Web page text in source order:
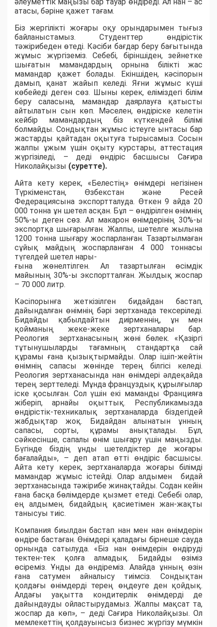
атасы, бәріне қажет тағам.
Біз жергілікті жоғары оқу орындарымен тығыз
байланыстамыз. Студенттер өндірістік
тәжірибеден өтеді. Кәсіби бағдар беру бағытында
жұмыс жүргіземіз. Себебі, біріншіден, зейнетке
шығатын мамандардың орнына білікті жас
мамандар қажет болады. Екіншіден, кәсіпорын
дамып, қанат жайып келеді. Яғни жұмыс күші
көбейеді деген сөз. Шыны керек, еліміздегі білім
беру саласына, мамандар даярлауға қатысты
айтылатын сын көп. Мәселен, өндіріске келетін
кейбір мамандардың біз күткендей білімі
болмайды. Сондықтан жұмыс істеуге ынтасы бар
жастарды қайтадан оқытуға тырысамыз. Сосын
жалпы ұжым үшін оқыту курстары, аттестация
жүргізіледі, – деді өндіріс басшысы Сағира
Николайқызы (суретте).
Айта кету керек, «Белестің» өнімдері негізінен
Түркіменстан, Өзбекстан және Ресей
Федерациясына экспортталуда. Өткен 9 айда 20
000 тонна ұн шетел асқан. Бұл – өндірілген өнімнің
50%-ы деген сөз. Ал макарон өнімдерінің 30%-ы
экспортқа шығарылған. Жалпы, шетелге жылына
1200 тонна шығару жоспарланған. Тазартылмаған
сұйық майдың жоспарланған 4 000 тоннасы
түгелдей шетел нары-
ғына жөнелтілген. Ал тазартылған өсімдік
майының 30%-ы экспортталған. Жылдық жоспар
– 70 000 литр.
Кәсіпорынға жеткізілген бидайдан бастап,
дайындалған өнімнің бәрі зертханада тексеріледі.
Бидайды қабылдайтын диірменнің, ұн мен
қойманың жеке-жеке зертханалары бар.
Реология зертханасының жөні бөлек. «Қазіргі
тұтынушыларды тағамның стандартқа сай
құрамы ғана қызықтырмайды. Олар ішіп-жейтін
өнімнің сапасы жөнінде терең білгісі келеді.
Реология зертханасында нан өнімдері әлдеқайда
терең зерттеледі. Мұнда француздық құрылғылар
іске қосылған. Сол үшін екі маманды Францияға
жіберіп, арнайы оқыттық. Республикамызда
өндірістік-техникалық зертханаларда біздегідей
жабдықтар жоқ. Бидайдан алынатын ұнның
сапасы, сорты, құрамы анықталады. Бұл,
сәйкесінше, сапалы өнім шығару үшін маңызды.
Бүгінде біздің ұнды шетелдіктер де жоғары
бағалайды», – деп атап өтті өндіріс басшысы.
Айта кету керек, зертханаларда жоғары білімді
мамандар жұмыс істейді. Олар алдымен бидай
зертханасында тәжірибе жинақтайды. Содан кейін
ғана басқа бөлімдерде қызмет етеді. Себебі олар,
ең алдымен, бидайдың қасиетімен жан-жақты
танысуы тиіс.
Компания биылдан бастап нан мен нан өнімдерін
өндіре бастаған. Өнімдері қаладағы бірнеше сауда
орнында сатылуда. «Біз нан өнімдерін өндіруді
тектен-тек қолға алмадық. Бидайды өзіміз
өсіреміз. Ұнды да өндіреміз. Алайда ұнның өзін
ғана сатумен айналысу тиімсіз. Сондықтан
қолдағы өнімдерді терең өңдеуге ден қойдық.
Алдағы уақытта кондитерлік өнімдерді де
дайындауды ойластырудамыз. Жалпы мақсат та,
жоспар да көп», – деді Сағира Николайқызы. Ол
мемлекеттің қолдауынсыз бизнес жүргізу мүмкін